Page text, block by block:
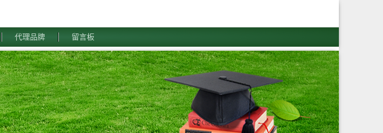
代理品牌 留言板